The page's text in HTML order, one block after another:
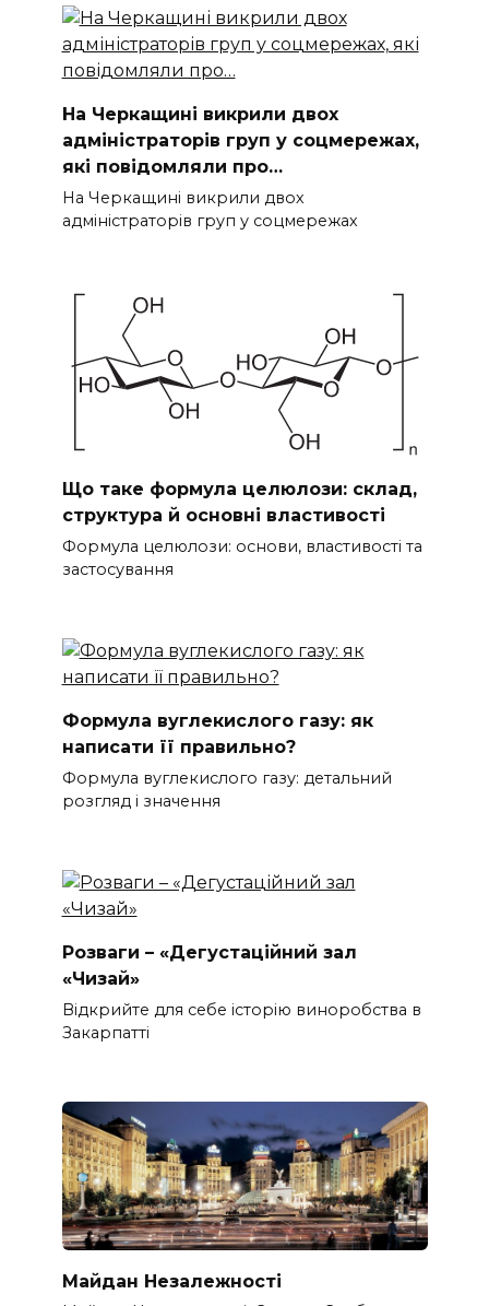
На Черкащині викрили двох
адміністраторів груп у соцмережах,
які повідомляли про…
На Черкащині викрили двох
адміністраторів груп у соцмережах
Що таке формула целюлози: склад,
структура й основні властивості
Формула целюлози: основи, властивості та
застосування
Формула вуглекислого газу: як
написати її правильно?
Формула вуглекислого газу: детальний
розгляд і значення
Розваги – «Дегустаційний зал
«Чизай»
Відкрийте для себе історію виноробства в
Закарпатті
Майдан Незалежності